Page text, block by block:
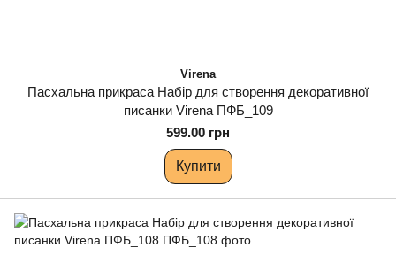
Virena
Пасхальна прикраса Набір для створення декоративної
писанки Virena ПФБ_109
599.00 грн
Купити